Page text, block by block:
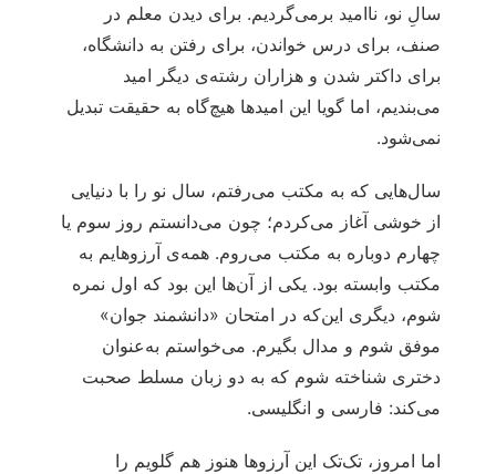
سالِ نو، ناامید برمی‌گردیم. برای دیدن معلم در
صنف، برای درس خواندن، برای رفتن به دانشگاه،
برای داکتر شدن و هزاران رشته‌ی دیگر امید
می‌بندیم، اما گویا این امیدها هیچ‌گاه به حقیقت تبدیل
نمی‌شود.
سال‌هایی که به مکتب می‌رفتم، سال نو را با دنیایی
از خوشی آغاز می‌کردم؛ چون می‌دانستم روز سوم یا
چهارم دوباره به مکتب می‌روم. همه‌ی آرزوهایم به
مکتب وابسته بود. یکی از آن‌ها این بود که اول نمره
شوم، دیگری این‌که در امتحان «دانشمند جوان»
موفق شوم و مدال بگیرم. می‌خواستم به‌عنوان
دختری شناخته شوم که به دو زبان مسلط صحبت
می‌کند: فارسی و انگلیسی.
اما امروز، تک‌تک این آرزوها هنوز هم گلویم را